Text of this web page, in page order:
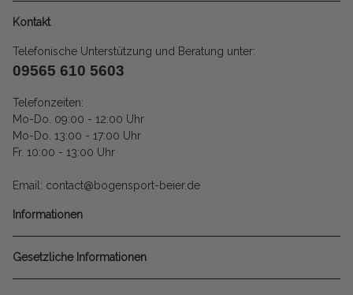
Kontakt
Telefonische Unterstützung und Beratung unter:
09565 610 5603
Telefonzeiten:
Mo-Do. 09:00 - 12:00 Uhr
Mo-Do. 13:00 - 17:00 Uhr
Fr. 10:00 - 13:00 Uhr
Email: contact@bogensport-beier.de
Informationen
Gesetzliche Informationen